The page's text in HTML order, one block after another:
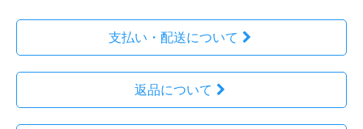
支払い・配送について
返品について